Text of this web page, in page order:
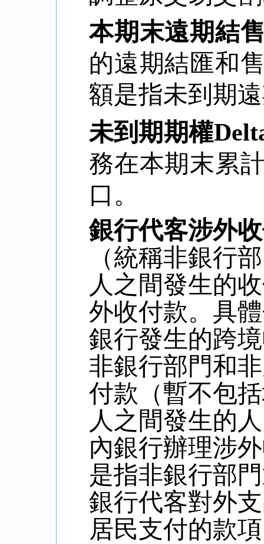
本期末遠期結
的遠期結匯和
額是指未到期
未到期期權
務在本期末累
口。
銀行代客涉外
（統稱非銀行
人之間發生的
外收付款。具
銀行發生的跨
非銀行部門和
付款（暫不包
人之間發生的
內銀行辦理涉
是指非銀行部
銀行代客對外
居民支付的款